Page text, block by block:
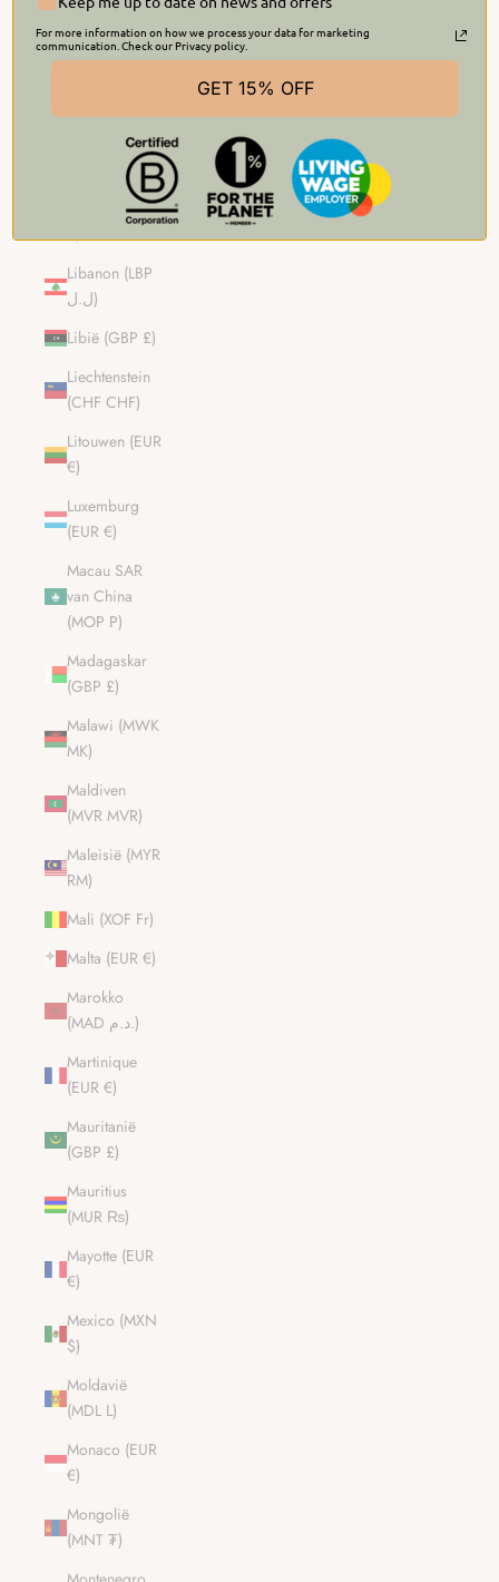
Kosovo (EUR
€)
Laos (LAK ₭)
Letland (EUR
€)
Libanon (LBP
ل.ل)
Libië (GBP £)
Liechtenstein
(CHF CHF)
Litouwen (EUR
€)
Luxemburg
(EUR €)
Macau SAR
van China
(MOP P)
Madagaskar
(GBP £)
Malawi (MWK
MK)
Maldiven
(MVR MVR)
Maleisië (MYR
RM)
Mali (XOF Fr)
Malta (EUR €)
Marokko
(MAD د.م.)
Martinique
(EUR €)
Mauritanië
(GBP £)
Mauritius
(MUR ₨)
Mayotte (EUR
€)
Mexico (MXN
$)
Moldavië
(MDL L)
Monaco (EUR
€)
Mongolië
(MNT ₮)
For more information on how we process your data for marketing
communication. Check our Privacy policy.
GET 15% OFF